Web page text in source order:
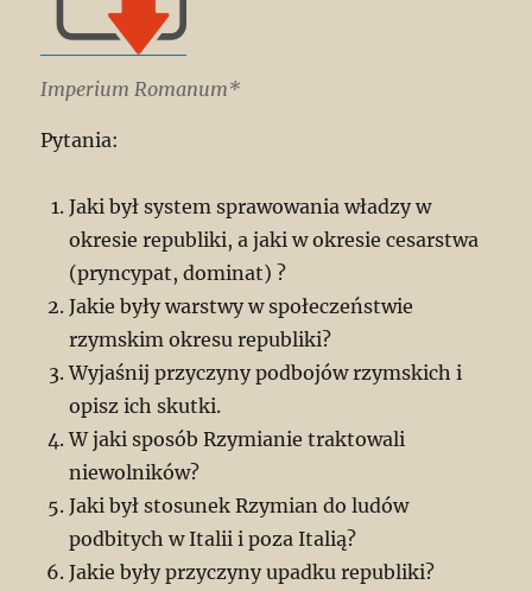
Imperium Romanum*
Pytania:
Jaki był system sprawowania władzy w
okresie republiki, a jaki w okresie cesarstwa
(pryncypat, dominat) ?
Jakie były warstwy w społeczeństwie
rzymskim okresu republiki?
Wyjaśnij przyczyny podbojów rzymskich i
opisz ich skutki.
W jaki sposób Rzymianie traktowali
niewolników?
Jaki był stosunek Rzymian do ludów
podbitych w Italii i poza Italią?
Jakie były przyczyny upadku republiki?